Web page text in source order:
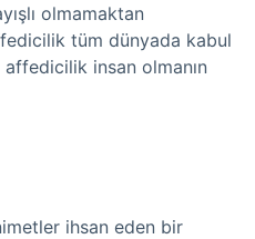
olmamaktan
tüm dünyada kabul
insan olmanın
ihsan eden bir